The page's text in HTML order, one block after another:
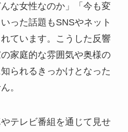
な女性なのか」「今も変
った話題もSNSやネット
ています。こうした反響
家庭的な雰囲気や奥様の
られるきっかけとなった
。
テレビ番組を通じて見せ